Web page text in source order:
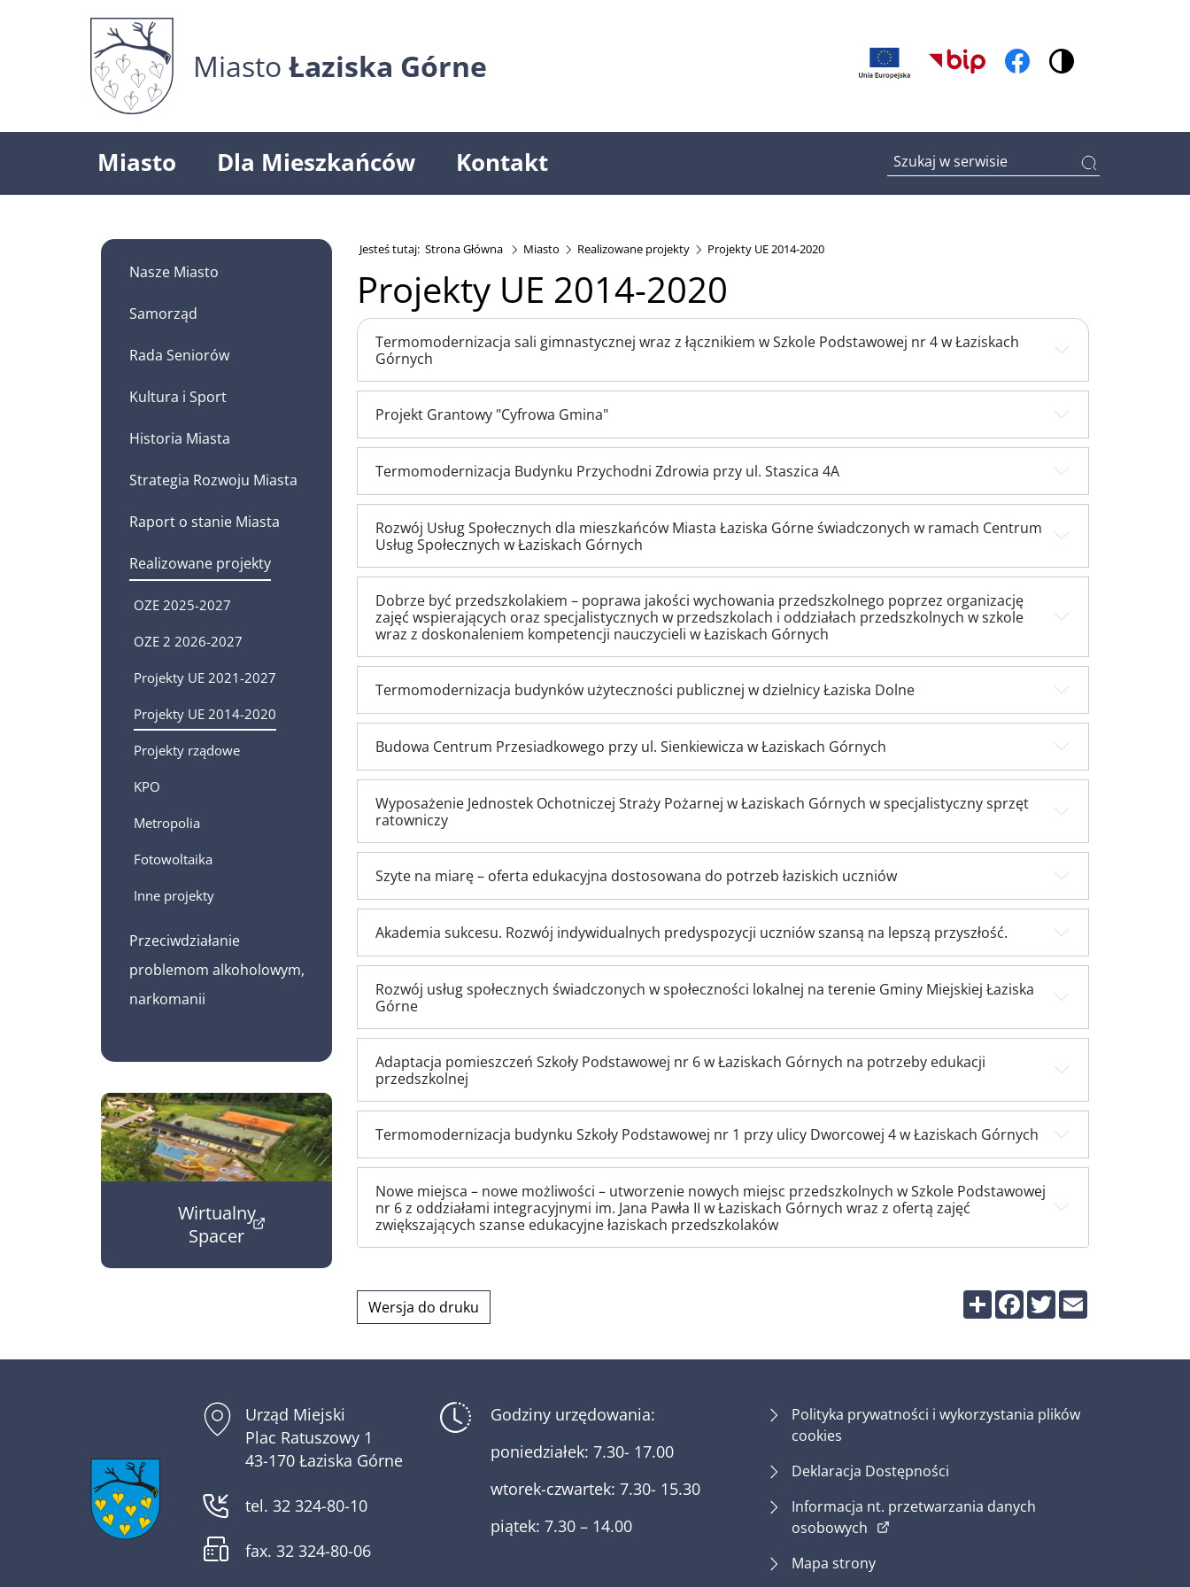
Miasto Łaziska Górne (otwiera w nowym oknie)
(otwiera w nowym
Miasto Dla Mieszkańców Kontakt Wpisz tutaj czego szukasz
Nasze Miasto
Samorząd
Rada Seniorów
Kultura i Sport
Historia Miasta
Strategia Rozwoju Miasta
Raport o stanie Miasta
Realizowane projekty
OZE 2025-2027
OZE 2 2026-2027
Projekty UE 2021-2027
Projekty UE 2014-2020
Projekty rządowe
KPO
Metropolia
Fotowoltaika
Inne projekty
Przeciwdziałanie
problemom alkoholowym,
narkomanii
Wirtualny
Spacer
Jesteś tutaj: Strona Główna Miasto Realizowane projekty Projekty UE 2014-2020
Projekty UE 2014-2020
Termomodernizacja sali gimnastycznej wraz z łącznikiem w Szkole Podstawowej nr 4 w Łaziskach
Górnych
Projekt Grantowy "Cyfrowa Gmina"
Termomodernizacja Budynku Przychodni Zdrowia przy ul. Staszica 4A
Rozwój Usług Społecznych dla mieszkańców Miasta Łaziska Górne świadczonych w ramach Centrum
Usług Społecznych w Łaziskach Górnych
Dobrze być przedszkolakiem – poprawa jakości wychowania przedszkolnego poprzez organizację
zajęć wspierających oraz specjalistycznych w przedszkolach i oddziałach przedszkolnych w szkole
wraz z doskonaleniem kompetencji nauczycieli w Łaziskach Górnych
Termomodernizacja budynków użyteczności publicznej w dzielnicy Łaziska Dolne
Budowa Centrum Przesiadkowego przy ul. Sienkiewicza w Łaziskach Górnych
Wyposażenie Jednostek Ochotniczej Straży Pożarnej w Łaziskach Górnych w specjalistyczny sprzęt
ratowniczy
Szyte na miarę – oferta edukacyjna dostosowana do potrzeb łaziskich uczniów
Akademia sukcesu. Rozwój indywidualnych predyspozycji uczniów szansą na lepszą przyszłość.
Rozwój usług społecznych świadczonych w społeczności lokalnej na terenie Gminy Miejskiej Łaziska
Górne
Adaptacja pomieszczeń Szkoły Podstawowej nr 6 w Łaziskach Górnych na potrzeby edukacji
przedszkolnej
Termomodernizacja budynku Szkoły Podstawowej nr 1 przy ulicy Dworcowej 4 w Łaziskach Górnych
Nowe miejsca – nowe możliwości – utworzenie nowych miejsc przedszkolnych w Szkole Podstawowej
nr 6 z oddziałami integracyjnymi im. Jana Pawła II w Łaziskach Górnych wraz z ofertą zajęć
zwiększających szanse edukacyjne łaziskach przedszkolaków
Wersja do druku
ShareFacebook
Twitter
Urząd Miejski
Plac Ratuszowy 1
43-170 Łaziska Górne
tel. 32 324-80-10
fax. 32 324-80-06
Godziny urzędowania:
poniedziałek: 7.30- 17.00
wtorek-czwartek: 7.30- 15.30
piątek: 7.30 – 14.00
Polityka prywatności i wykorzystania plików
cookies
Deklaracja Dostępności
Informacja nt. przetwarzania danych
osobowych (otwiera w nowym oknie)
Mapa strony